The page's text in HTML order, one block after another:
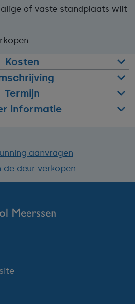
of vaste standplaats wilt
Kosten
Termijn
informatie
aanvragen
deur verkopen